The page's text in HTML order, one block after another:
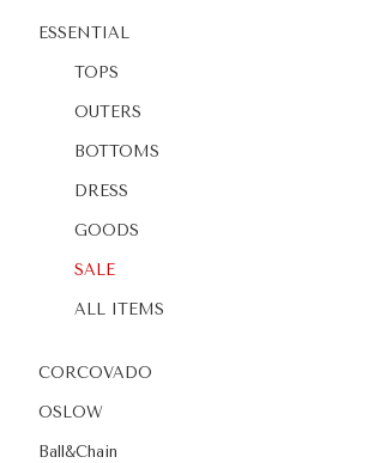
ESSENTIAL
TOPS
OUTERS
BOTTOMS
DRESS
GOODS
SALE
ALL ITEMS
CORCOVADO
OSLOW
Ball&Chain